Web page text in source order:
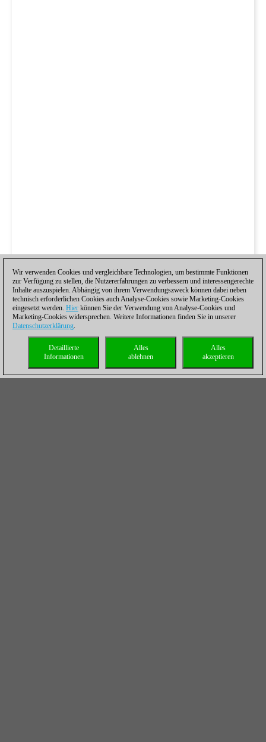
Wir verwenden Cookies und vergleichbare Technologien, um bestimmte Funktionen
zur Verfügung zu stellen, die Nutzererfahrungen zu verbessern und interessengerechte
Inhalte auszuspielen. Abhängig von ihrem Verwendungszweck können dabei neben
technisch erforderlichen Cookies auch Analyse-Cookies sowie Marketing-Cookies
eingesetzt werden. Hier können Sie der Verwendung von Analyse-Cookies und
Marketing-Cookies widersprechen. Weitere Informationen finden Sie in unserer
Datenschutzerklärung.
Alles
akzeptieren
Alles
ablehnen
Detaillierte
Informationen